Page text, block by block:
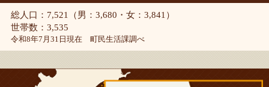
総人口：7,521（男：3,680・女：3,841）
世帯数：3,535
令和8年7月31日現在 町民生活課調べ